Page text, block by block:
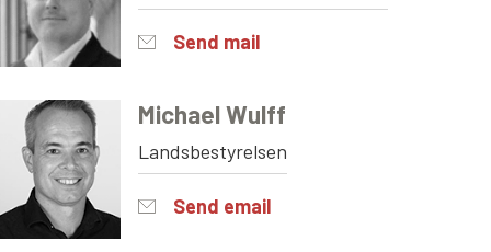
Send mail
Michael Wulff
Landsbestyrelsen
Send email